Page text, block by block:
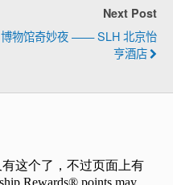
Next Post
博物馆奇妙夜 —— SLH 北京怡
亨酒店